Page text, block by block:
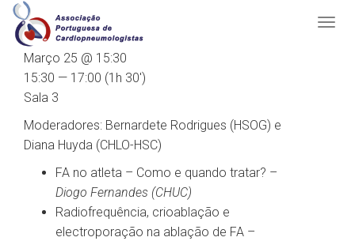
Moderadores: Bernardete Rodrigues (HSOG) e
Diana Huyda (CHLO-HSC)
FA no atleta – Como e quando tratar? –
Diogo Fernandes (CHUC)
Radiofrequência, crioablação e
electroporação na ablação de FA –
Março 25 @ 15:30
15:30 — 17:00 (1h 30′)
Sala 3